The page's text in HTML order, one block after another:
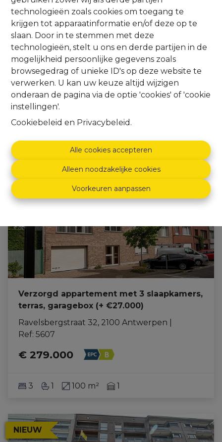
technologieën zoals cookies om toegang te
krijgen tot apparaatinformatie en/of deze op te
slaan. Door in te stemmen met deze
technologieën, stelt u ons en derde partijen in de
mogelijkheid persoonlijke gegevens zoals
browsegedrag of unieke ID's op deze website te
verwerken. U kan uw keuze altijd wijzigen
onderaan de pagina via de optie 'cookies' of 'cookie
instellingen'.
Cookiebeleid en Privacybeleid .
Alle cookies accepteren
Alleen noodzakelijke cookies
Voorkeuren aanpassen
liggingslagen wij er in om jaar na jaar goede
verkoopresultaten voor te leggen.
03 366 30 60
Recente panden
NIEUW
Verzorgd appartement met 3 slaapkamers,
terras, garagebox (+ €27.000)
Ravelsbergstraat 32, 2100 Antwerpen
Ref: 5607
€ 279.000
3 1 100 m² 1
NIEUW